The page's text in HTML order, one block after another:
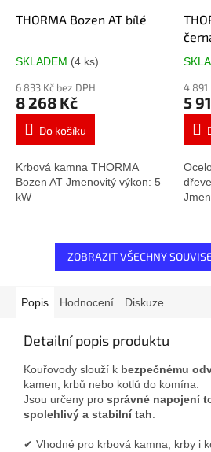
THORMA Bozen AT bílé
Průměrné
produktu
je
5,0
hvězdiček.
SKLADEM (4 ks)
6 833 Kč bez DPH
8 268 Kč
Do košíku
Krbová kamna THORMA
Bozen AT Jmenovitý výkon: 5
kW
je
5,0
4 891
5
ZOBRAZIT VŠECHNY
Popis Hodnocení Diskuze
Detailní popis produktu
Kouřovody slouží k bezpečnému
kamen, krbů nebo kotlů do komína.
Jsou určeny pro správné napojení
spolehlivý a stabilní tah.
✔ Vhodné pro krbová kamna, krby i